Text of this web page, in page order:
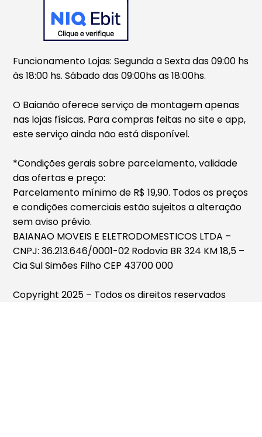
Funcionamento Lojas: Segunda a Sexta das 09:00 hs
às 18:00 hs. Sábado das 09:00hs as 18:00hs.
O Baianão oferece serviço de montagem apenas
nas lojas físicas. Para compras feitas no site e app,
este serviço ainda não está disponível.
*Condições gerais sobre parcelamento, validade
das ofertas e preço:
Parcelamento mínimo de R$ 19,90. Todos os preços
e condições comerciais estão sujeitos a alteração
sem aviso prévio.
BAIANAO MOVEIS E ELETRODOMESTICOS LTDA –
CNPJ: 36.213.646/0001-02 Rodovia BR 324 KM 18,5 –
Cia Sul Simões Filho CEP 43700 000
Copyright 2025 – Todos os direitos reservados